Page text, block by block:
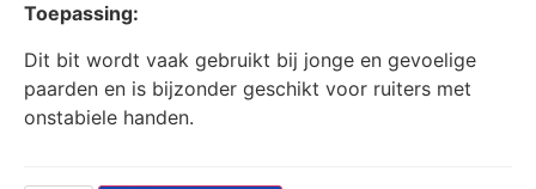
Toepassing:
Dit bit wordt vaak gebruikt bij jonge en gevoelige
paarden en is bijzonder geschikt voor ruiters met
onstabiele handen.